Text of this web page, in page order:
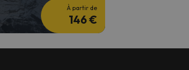
À partir de
146 €